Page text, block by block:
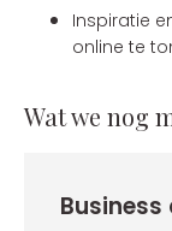
Inspiratie
online te
Wat we nog